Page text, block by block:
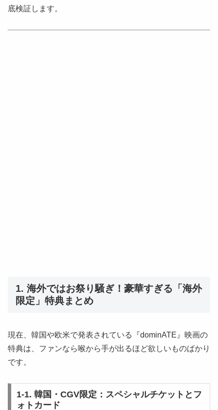
底検証します。
1. 海外ではお祭り騒ぎ！豪華すぎる「海外
限定」特典まとめ
現在、韓国や欧米で発表されている『dominATE』映画の
特典は、ファンなら喉から手が出るほど欲しいものばかり
です。
1-1. 韓国・CGV限定：スペシャルチケットとフ
ォトカード